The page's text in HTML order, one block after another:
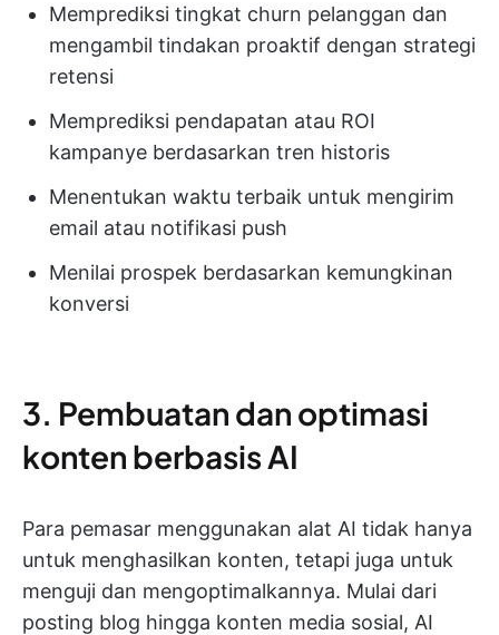
Memprediksi tingkat churn pelanggan dan
mengambil tindakan proaktif dengan strategi
retensi
Memprediksi pendapatan atau ROI
kampanye berdasarkan tren historis
Menentukan waktu terbaik untuk mengirim
email atau notifikasi push
Menilai prospek berdasarkan kemungkinan
konversi
3. Pembuatan dan optimasi
konten berbasis AI
Para pemasar menggunakan alat AI tidak hanya
untuk menghasilkan konten, tetapi juga untuk
menguji dan mengoptimalkannya. Mulai dari
posting blog hingga konten media sosial, AI